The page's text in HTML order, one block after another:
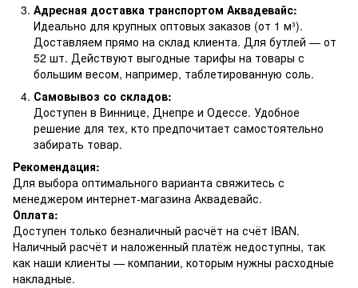
Адресная доставка транспортом Аквадевайс:
Идеально для крупных оптовых заказов (от 1 м³).
Доставляем прямо на склад клиента. Для бутлей — от
52 шт. Действуют выгодные тарифы на товары с
большим весом, например, таблетированную соль.
Самовывоз со складов:
Доступен в Виннице, Днепре и Одессе. Удобное
решение для тех, кто предпочитает самостоятельно
забирать товар.
Рекомендация:
Для выбора оптимального варианта свяжитесь с
менеджером интернет-магазина Аквадевайс.
Оплата:
Доступен только безналичный расчёт на счёт IBAN.
Наличный расчёт и наложенный платёж недоступны, так
как наши клиенты — компании, которым нужны расходные
накладные.